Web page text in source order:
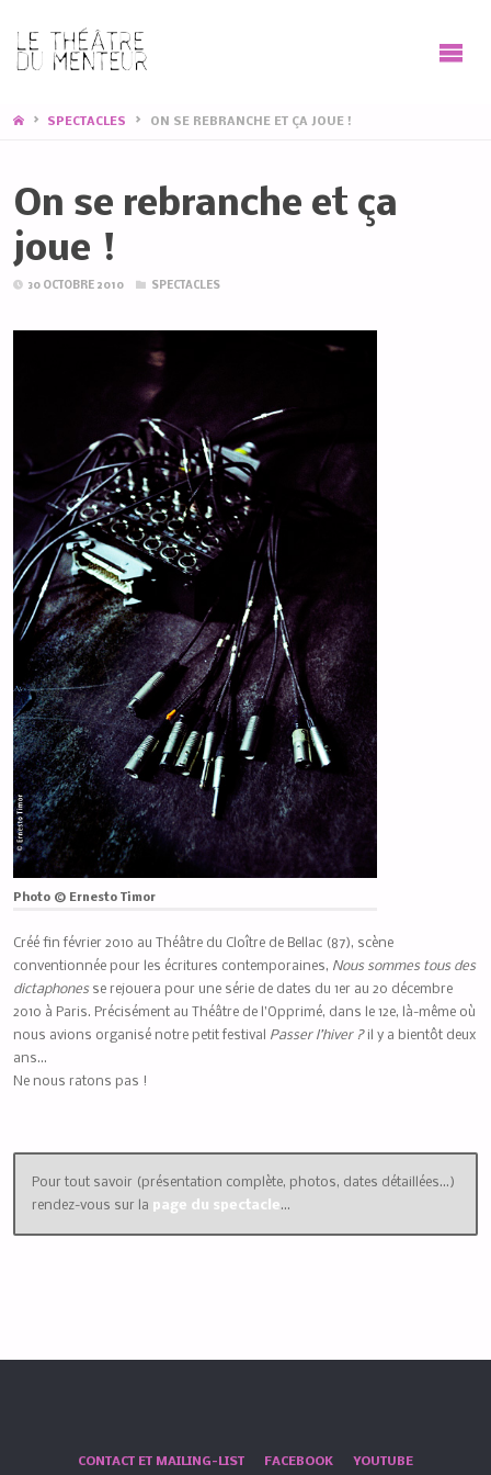
HOMESPECTACLES ON SE REBRANCHE ET ÇA JOUE !
On se rebranche et ça
joue !
30 OCTOBRE 2010 SPECTACLES
Photo © Ernesto Timor
Créé fin février 2010 au Théâtre du Cloître de Bellac (87), scène
conventionnée pour les écritures contemporaines, Nous sommes tous des
dictaphonesse rejouera pour une série de dates du 1er au 20 décembre
2010 à Paris. Précisément au Théâtre de l’Opprimé, dans le 12e, là-même où
nous avions organisé notre petit festival
Passer l’hiver ?il y a bientôt deux
ans…
Ne nous ratons pas !
Pour tout savoir (présentation complète, photos, dates détaillées…)
rendez-vous sur la page du spectacle…
CONTACT ET MAILING-LIST FACEBOOK YOUTUBE